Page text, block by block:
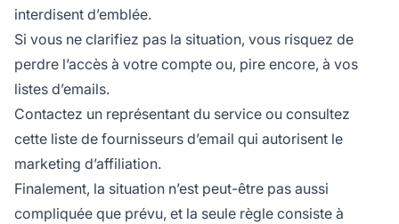
interdisent d’emblée.
Si vous ne clarifiez pas la situation, vous risquez de
perdre l’accès à votre compte ou, pire encore, à vos
listes d’emails.
Contactez un représentant du service ou consultez
cette liste de fournisseurs d’email qui autorisent le
marketing d’affiliation.
Finalement, la situation n’est peut-être pas aussi
compliquée que prévu, et la seule règle consiste à